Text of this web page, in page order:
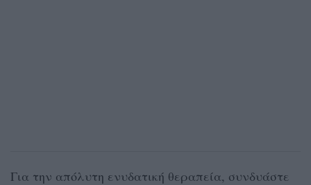
Για την απόλυτη ενυδατική θεραπεία, συνδυάστε